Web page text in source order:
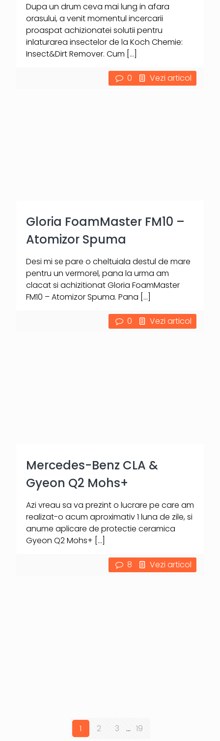
Dupa un drum ceva mai lung in afara
orasului, a venit momentul incercarii
proaspat achizionatei solutii pentru
inlaturarea insectelor de la Koch Chemie:
Insect&Dirt Remover. Cum […]
0 Vezi articol
Gloria FoamMaster FM10 –
Atomizor Spuma
Desi mi se pare o cheltuiala destul de mare
pentru un vermorel, pana la urma am
clacat si achizitionat Gloria FoamMaster
FM10 – Atomizor Spuma. Pana […]
0 Vezi articol
Mercedes-Benz CLA &
Gyeon Q2 Mohs+
Azi vreau sa va prezint o lucrare pe care am
realizat-o acum aproximativ 1 luna de zile, si
anume aplicare de protectie ceramica
Gyeon Q2 Mohs+ […]
8 Vezi articol
1 2 3 ... 19